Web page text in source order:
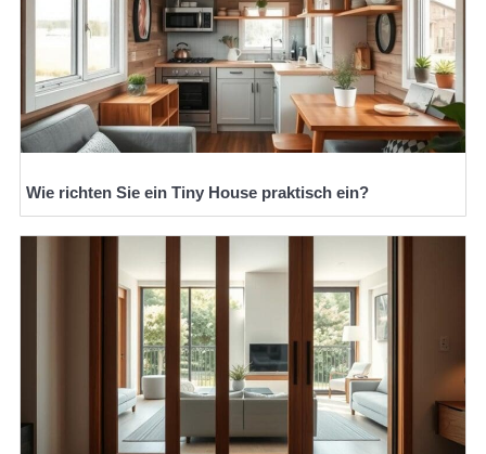
Wie richten Sie ein Tiny House praktisch ein?